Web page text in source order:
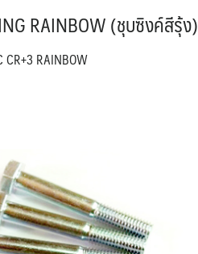
RAINBOW (ชุบซิงค์สีรุ้ง)
CR+3 RAINBOW